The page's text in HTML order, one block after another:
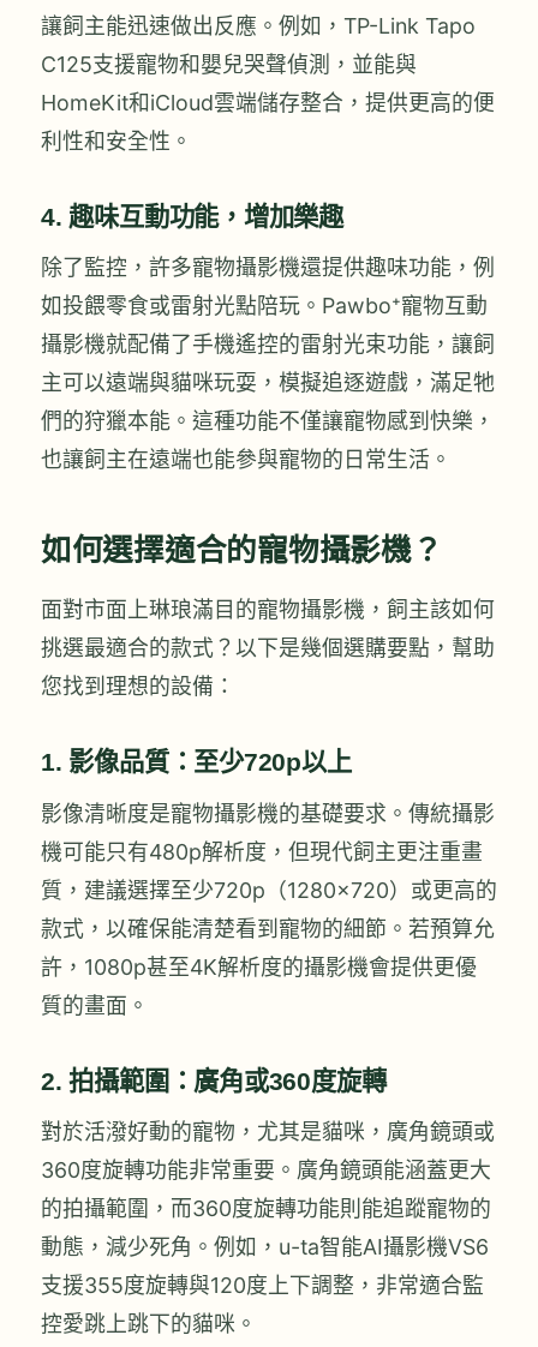
讓飼主能迅速做出反應。例如，TP-Link Tapo
C125支援寵物和嬰兒哭聲偵測，並能與
HomeKit和iCloud雲端儲存整合，提供更高的便
利性和安全性。
4. 趣味互動功能，增加樂趣
除了監控，許多寵物攝影機還提供趣味功能，例
如投餵零食或雷射光點陪玩。Pawbo⁺寵物互動
攝影機就配備了手機遙控的雷射光束功能，讓飼
主可以遠端與貓咪玩耍，模擬追逐遊戲，滿足牠
們的狩獵本能。這種功能不僅讓寵物感到快樂，
也讓飼主在遠端也能參與寵物的日常生活。
如何選擇適合的寵物攝影機？
面對市面上琳琅滿目的寵物攝影機，飼主該如何
挑選最適合的款式？以下是幾個選購要點，幫助
您找到理想的設備：
1. 影像品質：至少720p以上
影像清晰度是寵物攝影機的基礎要求。傳統攝影
機可能只有480p解析度，但現代飼主更注重畫
質，建議選擇至少720p（1280×720）或更高的
款式，以確保能清楚看到寵物的細節。若預算允
許，1080p甚至4K解析度的攝影機會提供更優
質的畫面。
2.拍攝範圍：廣角或360度旋轉
對於活潑好動的寵物，尤其是貓咪，廣角鏡頭或
360度旋轉功能非常重要。廣角鏡頭能涵蓋更大
的拍攝範圍，而360度旋轉功能則能追蹤寵物的
動態，減少死角。例如，u-ta智能AI攝影機VS6
支援355度旋轉與120度上下調整，非常適合監
控愛跳上跳下的貓咪。